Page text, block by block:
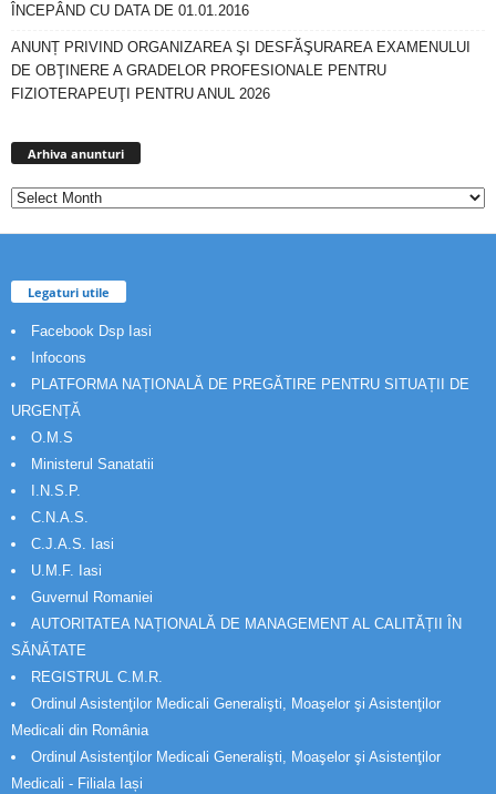
ÎNCEPÂND CU DATA DE 01.01.2016
ANUNȚ PRIVIND ORGANIZAREA ŞI DESFĂŞURAREA EXAMENULUI
DE OBŢINERE A GRADELOR PROFESIONALE PENTRU
FIZIOTERAPEUŢI PENTRU ANUL 2026
Arhiva anunturi
Legaturi utile
Facebook Dsp Iasi
Infocons
PLATFORMA NAȚIONALĂ DE PREGĂTIRE PENTRU SITUAȚII DE
URGENȚĂ
O.M.S
Ministerul Sanatatii
I.N.S.P.
C.N.A.S.
C.J.A.S. Iasi
U.M.F. Iasi
Guvernul Romaniei
AUTORITATEA NAȚIONALĂ DE MANAGEMENT AL CALITĂȚII ÎN
SĂNĂTATE
REGISTRUL C.M.R.
Ordinul Asistenţilor Medicali Generalişti, Moaşelor şi Asistenţilor
Medicali din România
Ordinul Asistenţilor Medicali Generalişti, Moaşelor şi Asistenţilor
Medicali - Filiala Iași